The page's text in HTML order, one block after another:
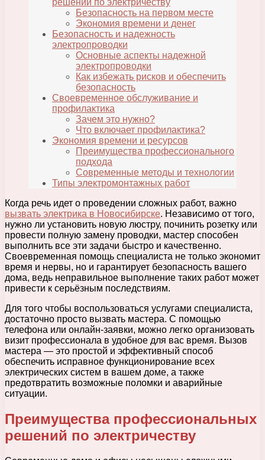
решений по электричеству
Безопасность на первом месте
Экономия времени и денег
Безопасность и надежность
электропроводки
Основные аспекты надежной
электропроводки
Как избежать рисков и обеспечить
безопасность
Своевременное обслуживание и
профилактика
Зачем это нужно?
Что включает профилактика?
Экономия времени и ресурсов
Преимущества профессионального
подхода
Современные методы и технологии
Типы электромонтажных работ
Когда речь идет о проведении сложных работ, важно
вызвать электрика в Новосибирске. Независимо от того,
нужно ли установить новую люстру, починить розетку или
провести полную замену проводки, мастер способен
выполнить все эти задачи быстро и качественно.
Своевременная помощь специалиста не только экономит
время и нервы, но и гарантирует безопасность вашего
дома, ведь неправильное выполнение таких работ может
привести к серьёзным последствиям.
Для того чтобы воспользоваться услугами специалиста,
достаточно просто вызвать мастера. С помощью
телефона или онлайн-заявки, можно легко организовать
визит профессионала в удобное для вас время. Вызов
мастера — это простой и эффективный способ
обеспечить исправное функционирование всех
электрических систем в вашем доме, а также
предотвратить возможные поломки и аварийные
ситуации.
Преимущества профессиональных
решений по электричеству